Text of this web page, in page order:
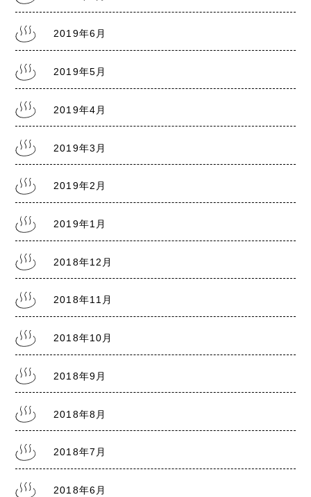
2019年6月
2019年5月
2019年4月
2019年3月
2019年2月
2019年1月
2018年12月
2018年11月
2018年10月
2018年9月
2018年8月
2018年7月
2018年6月